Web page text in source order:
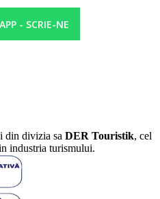
- SCRIE-NE
din divizia sa DER Touristik, cel
industria turismului.